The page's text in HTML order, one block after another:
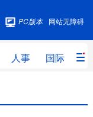
网站无障碍
PC版本
人事 国际 财